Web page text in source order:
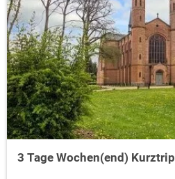
3 Tage Wochen(end) Kurztrip